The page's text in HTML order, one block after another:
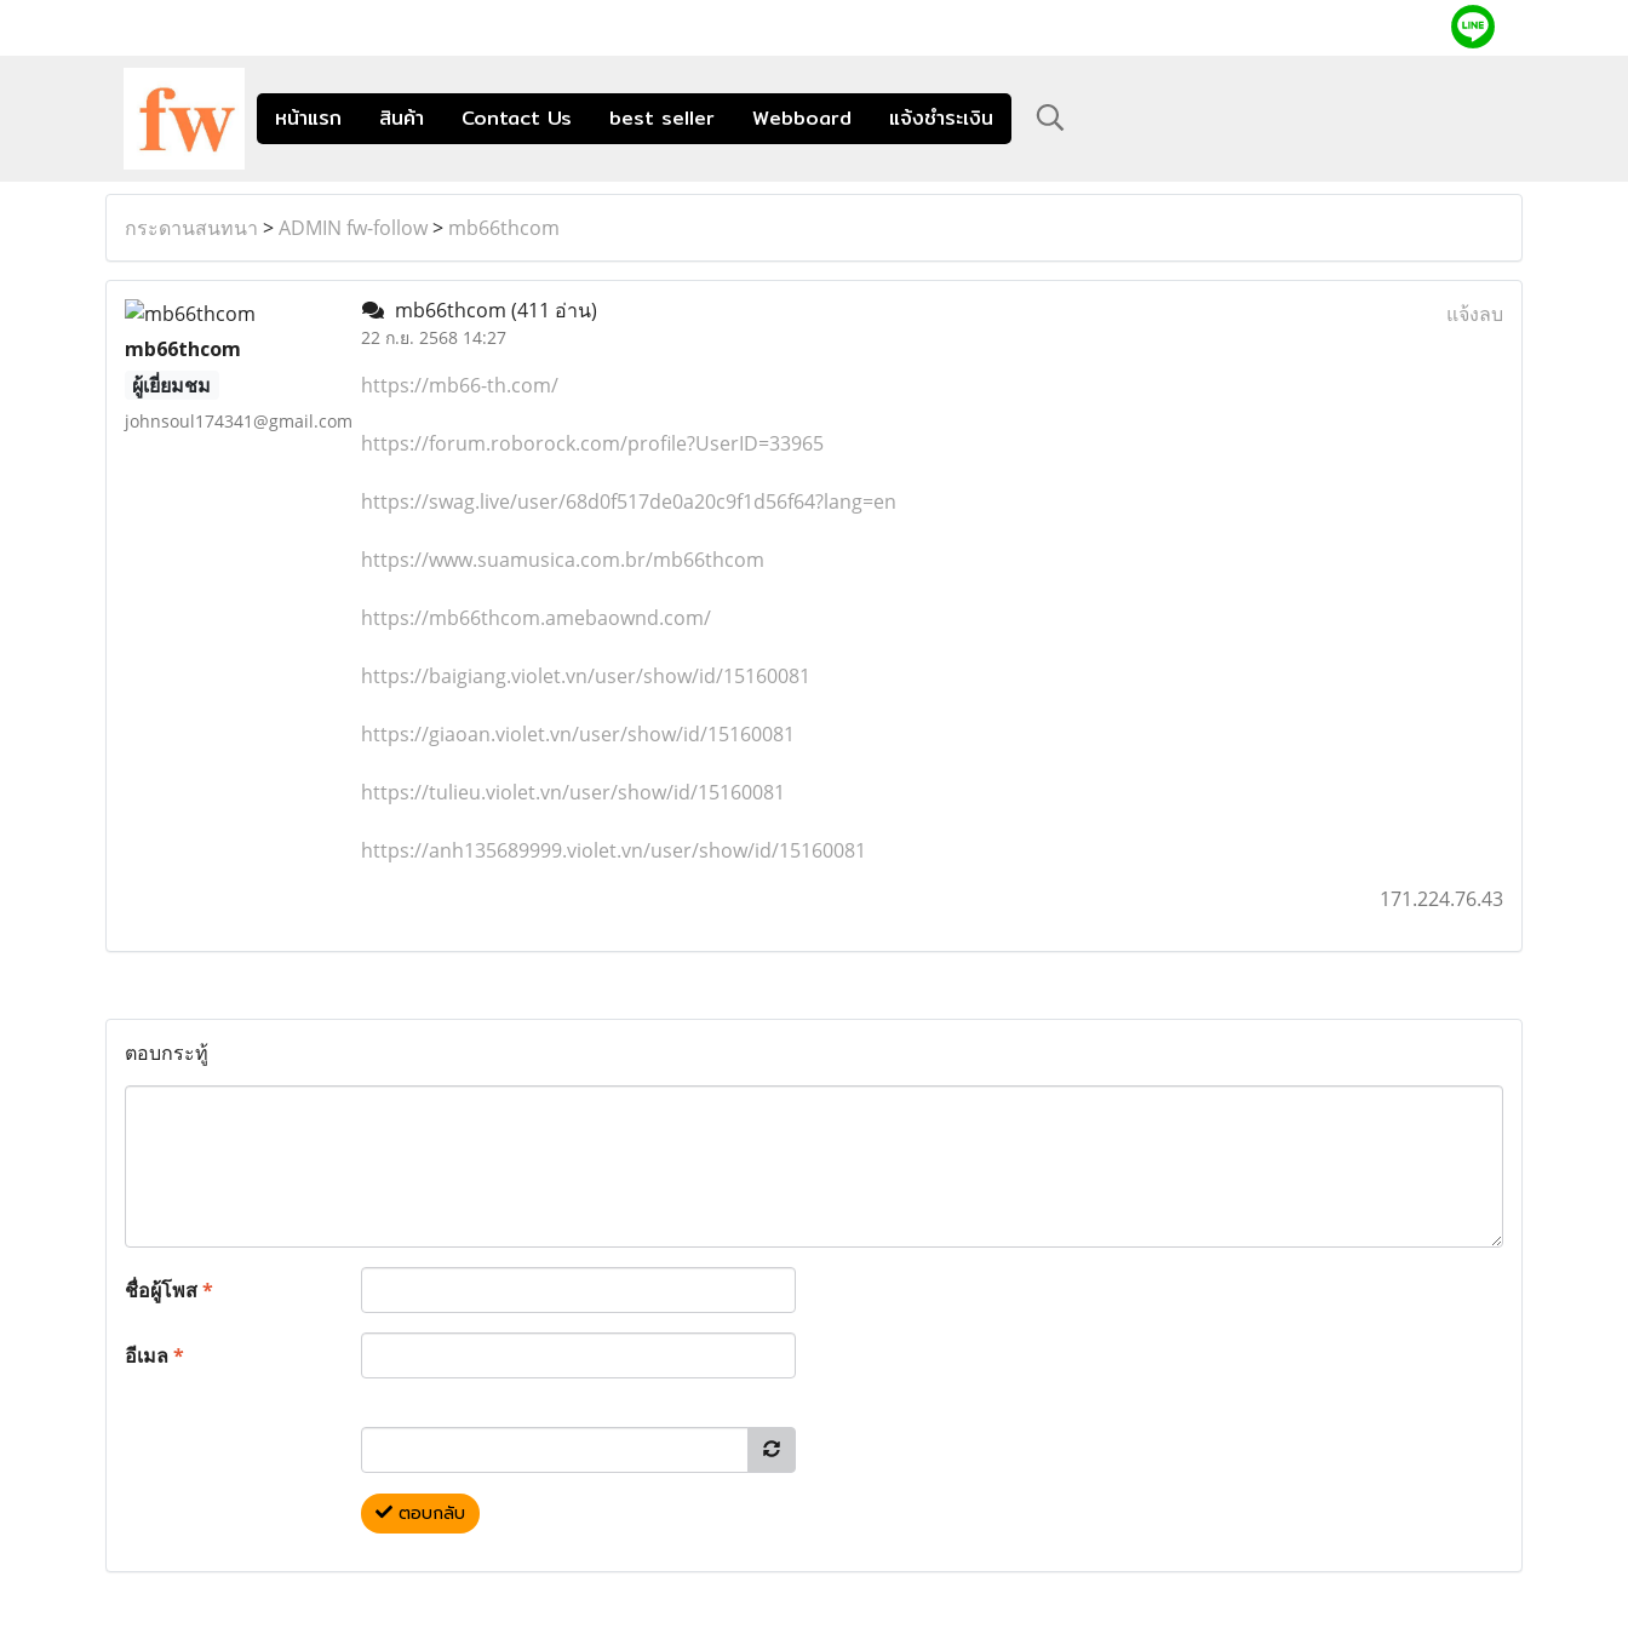
หน้าแรก สินค้า Contact Us best seller Webboard แจ้งชำระเงิน
กระดานสนทนา >ADMIN fw-follow> mb66thcom
mb66thcom
ผู้เยี่ยมชม
johnsoul174341@gmail.com
mb66thcom (411 อ่าน)
22 ก.ย. 2568 14:27
แจ้งลบ
https://mb66-th.com/
https://forum.roborock.com/profile?UserID=33965
https://swag.live/user/68d0f517de0a20c9f1d56f64?lang=en
https://www.suamusica.com.br/mb66thcom
https://mb66thcom.amebaownd.com/
https://baigiang.violet.vn/user/show/id/15160081
https://giaoan.violet.vn/user/show/id/15160081
https://tulieu.violet.vn/user/show/id/15160081
https://anh135689999.violet.vn/user/show/id/15160081
171.224.76.43
ตอบกระทู้
ชื่อผู้โพส*
อีเมล*
ตอบกลับ